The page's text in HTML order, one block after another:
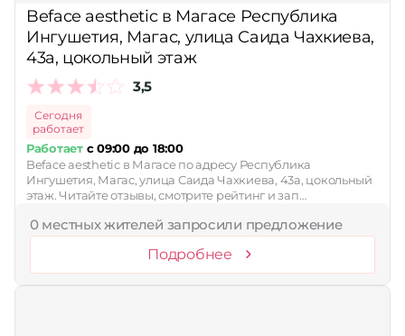
Beface aesthetic в Магасе Республика
Ингушетия, Магас, улица Саида Чахкиева,
43а, цокольный этаж
3,5
Сегодня
работает
Работаетс 09:00 до 18:00
Beface aesthetic в Магасе по адресу Республика
Ингушетия, Магас, улица Саида Чахкиева, 43а, цокольный
этаж. Читайте отзывы, смотрите рейтинг и зап…
0 местных жителей запросили предложение
Подробнее